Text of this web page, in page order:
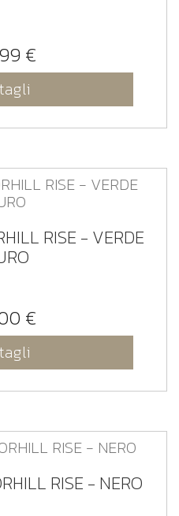
€
RISE - VERDE
€
RISE - NERO